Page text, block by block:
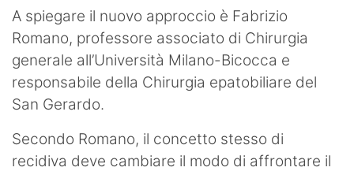
A spiegare il nuovo approccio è Fabrizio
Romano, professore associato di Chirurgia
generale all’Università Milano-Bicocca e
responsabile della Chirurgia epatobiliare del
San Gerardo.
Secondo Romano, il concetto stesso di
recidiva deve cambiare il modo di affrontare il